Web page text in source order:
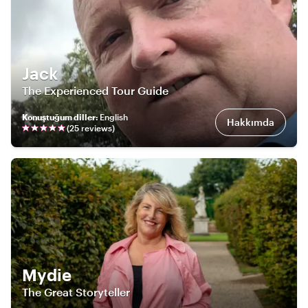
Jack
The Experienced Tour Guide
Konuştuğum diller:English
(25 reviews) Hakkımda
Mydie
The Great Storyteller